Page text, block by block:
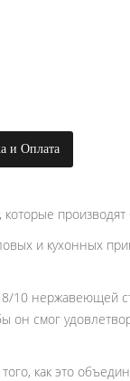
и Оплата
и кухонных
10 нержавеющей
смог
как это